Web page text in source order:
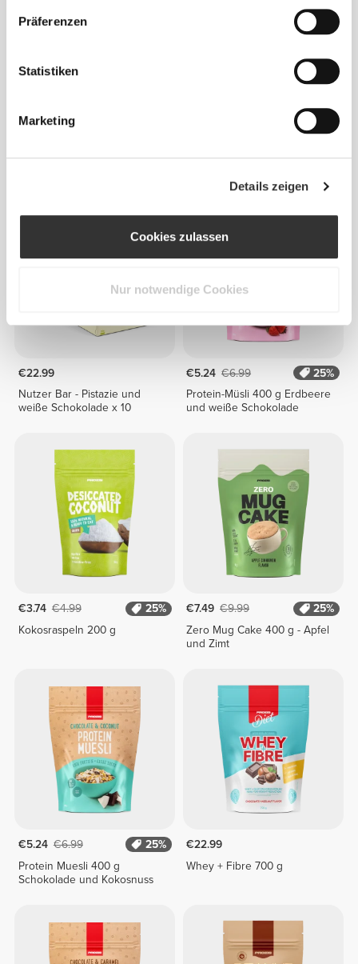
Präferenzen
Statistiken
Marketing
Details zeigen
Cookies zulassen
Nur notwendige Cookies
€22.99
Nutzer Bar - Pistazie und
weiße Schokolade x 10
€5.24 €6.99
25%
Protein-Müsli 400 g Erdbeere
und weiße Schokolade
€3.74 €4.99
25%
Kokosraspeln 200 g
€7.49 €9.99
25%
Zero Mug Cake 400 g - Apfel
und Zimt
€5.24 €6.99
25%
Protein Muesli 400 g
Schokolade und Kokosnuss
€22.99
Whey + Fibre 700 g